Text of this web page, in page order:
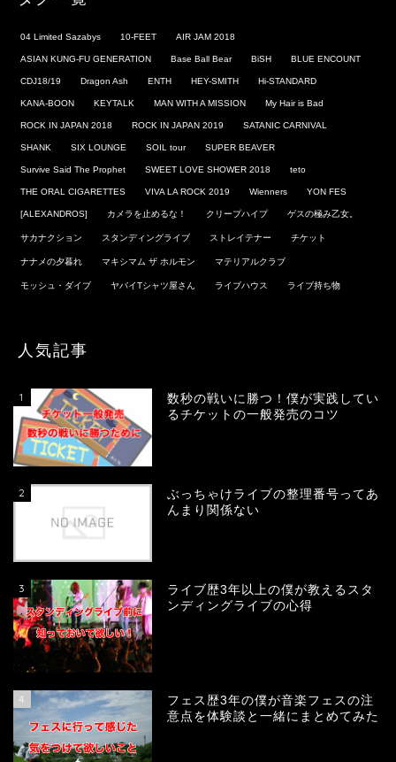
04 Limited Sazabys 10-FEET AIR JAM 2018
ASIAN KUNG-FU GENERATION Base Ball Bear BiSH BLUE ENCOUNT
CDJ18/19 Dragon Ash ENTH HEY-SMITH Hi-STANDARD
KANA-BOON KEYTALK MAN WITH A MISSION My Hair is Bad
ROCK IN JAPAN 2018 ROCK IN JAPAN 2019 SATANIC CARNIVAL
SHANK SIX LOUNGE SOIL tour SUPER BEAVER
Survive Said The Prophet SWEET LOVE SHOWER 2018 teto
THE ORAL CIGARETTES VIVA LA ROCK 2019 Wienners YON FES
[ALEXANDROS] カメラを止めるな！ クリープハイプ ゲスの極み乙女。
サカナクション スタンディングライブ ストレイテナー チケット
ナナメの夕暮れ マキシマム ザ ホルモン マテリアルクラブ
モッシュ・ダイブ ヤバイTシャツ屋さん ライブハウス ライブ持ち物
人気記事
1
数秒の戦いに勝つ！僕が実践してい
るチケットの一般発売のコツ
2
ぶっちゃけライブの整理番号ってあ
んまり関係ない
3
ライブ歴3年以上の僕が教えるスタ
ンディングライブの心得
4
フェス歴3年の僕が音楽フェスの注
意点を体験談と一緒にまとめてみた